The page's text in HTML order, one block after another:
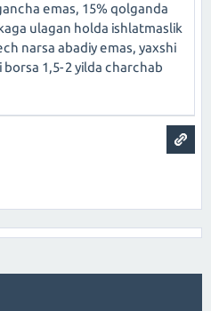
emas, 15% qolganda
ulagan holda ishlatmaslik
narsa abadiy emas, yaxshi
1,5-2 yilda charchab